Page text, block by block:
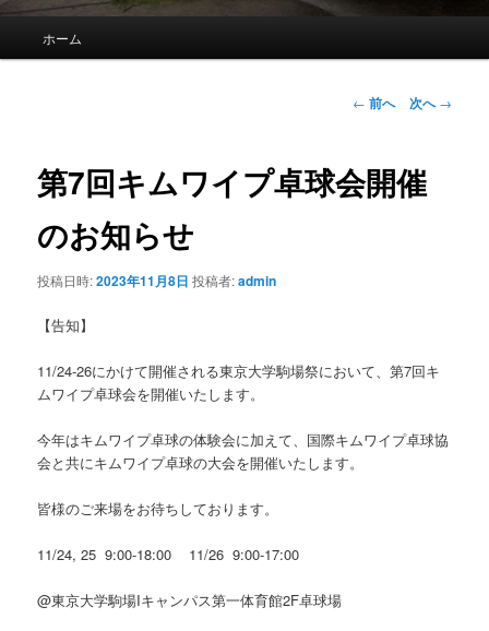
メインコンテンツへ移動
ホーム
投稿ナビゲーシ
← 前へ 次へ→
第7回キムワイプ卓球会開催
のお知らせ
投稿日時:2023年11月8日 投稿者:admin
【告知】
11/24-26にかけて開催される東京大学駒場祭において、第7回キ
ムワイプ卓球会を開催いたします。
今年はキムワイプ卓球の体験会に加えて、国際キムワイプ卓球協
会と共にキムワイプ卓球の大会を開催いたします。
皆様のご来場をお待ちしております。
11/24, 25 9:00-18:00 11/26 9:00-17:00
@東京大学駒場Iキャンパス第一体育館2F卓球場